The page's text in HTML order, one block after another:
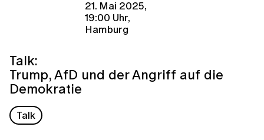
21. Mai 2025,
19:00 Uhr,
Hamburg
Talk:
Trump, AfD und der Angriff auf die
Demokratie
Talk